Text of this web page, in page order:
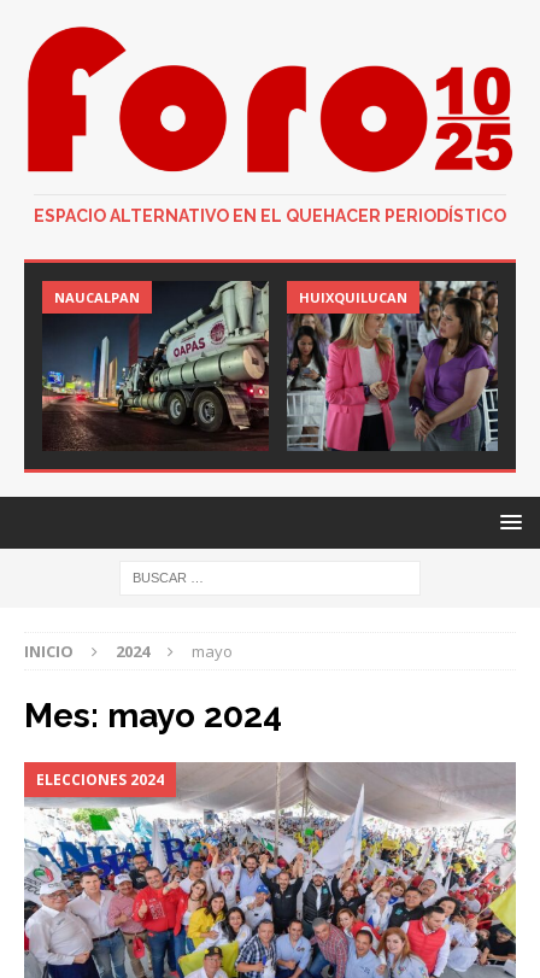
ESPACIO ALTERNATIVO EN EL QUEHACER PERIODÍSTICO
NAUCALPAN HUIXQUILUCAN
INICIO 2024 mayo
Mes: mayo 2024
ELECCIONES 2024